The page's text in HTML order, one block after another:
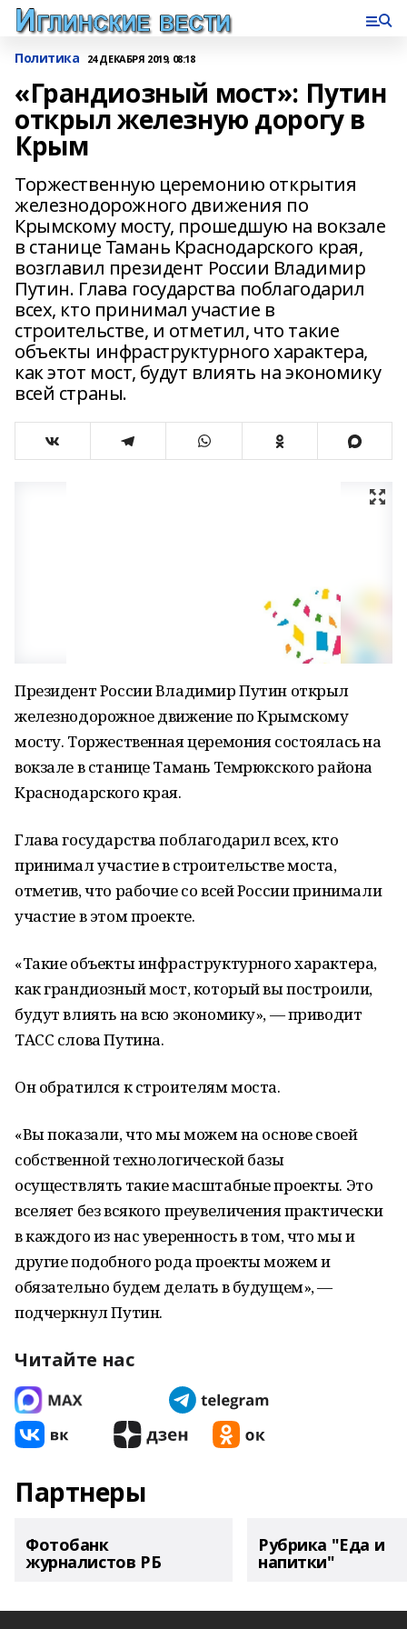
Политика 24 ДЕКАБРЯ 2019, 08:18
«Грандиозный мост»: Путин
открыл железную дорогу в
Крым
Торжественную церемонию открытия
железнодорожного движения по
Крымскому мосту, прошедшую на вокзале
в станице Тамань Краснодарского края,
возглавил президент России Владимир
Путин. Глава государства поблагодарил
всех, кто принимал участие в
строительстве, и отметил, что такие
объекты инфраструктурного характера,
как этот мост, будут влиять на экономику
всей страны.
Президент России Владимир Путин открыл
железнодорожное движение по Крымскому
мосту. Торжественная церемония состоялась на
вокзале в станице Тамань Темрюкского района
Краснодарского края.
Глава государства поблагодарил всех, кто
принимал участие в строительстве моста,
отметив, что рабочие со всей России принимали
участие в этом проекте.
«Такие объекты инфраструктурного характера,
как грандиозный мост, который вы построили,
будут влиять на всю экономику», — приводит
ТАСС слова Путина.
Он обратился к строителям моста.
«Вы показали, что мы можем на основе своей
собственной технологической базы
осуществлять такие масштабные проекты. Это
вселяет без всякого преувеличения практически
в каждого из нас уверенность в том, что мы и
другие подобного рода проекты можем и
обязательно будем делать в будущем», —
подчеркнул Путин.
Читайте нас
Партнеры
Фотобанк
журналистов РБ
Рубрика "Еда и
напитки"